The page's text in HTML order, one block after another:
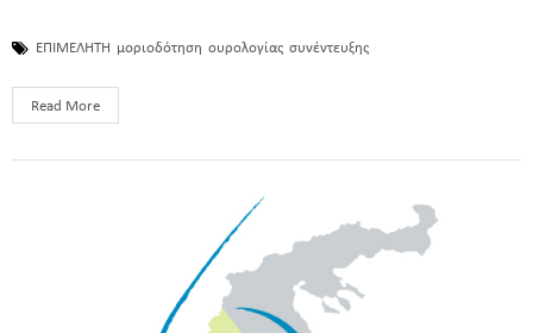
ΕΠΙΜΕΛΗΤΗ μοριοδότηση ουρολογίας συνέντευξης
Read More